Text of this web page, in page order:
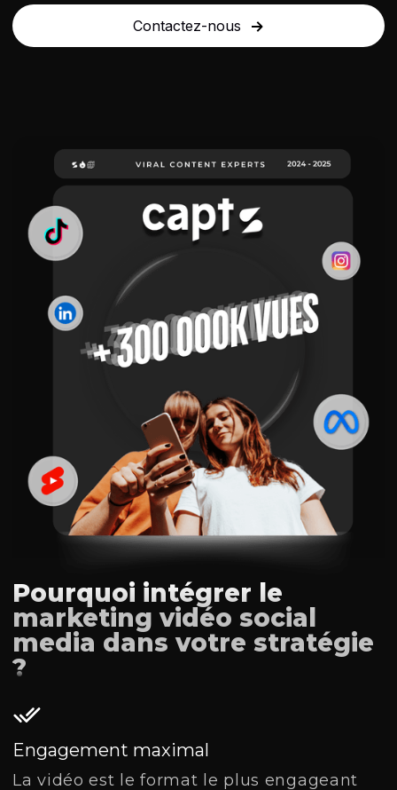
Contactez-nous
Pourquoi intégrer le
marketing vidéo social
media dans votre stratégie
?
Engagement maximal
La vidéo est le format le plus engageant